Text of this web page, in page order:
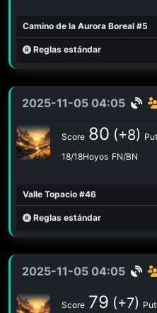
Camino de la Aurora Boreal #5
Reglas estándar
2025-11-05 04:05
Score 80 (+8)
18/18Hoyos FN/BN
Valle Topacio #46
Reglas estándar
2025-11-05 04:05
Score 79 (+7)